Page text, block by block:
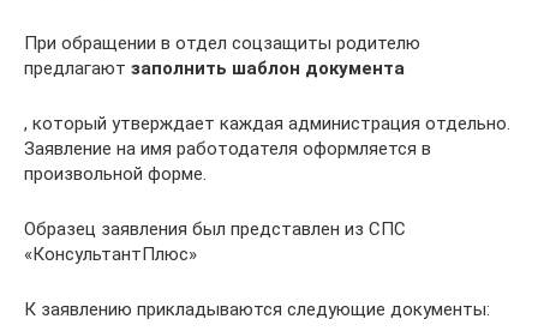
При обращении в отдел соцзащиты родителю
предлагают заполнить шаблон документа
, который утверждает каждая администрация отдельно.
Заявление на имя работодателя оформляется в
произвольной форме.
Образец заявления был представлен из СПС
«КонсультантПлюс»
К заявлению прикладываются следующие документы: